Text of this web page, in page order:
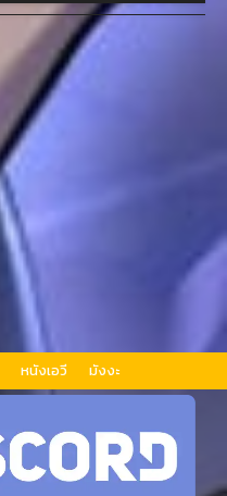
หนังเอวี มังงะ